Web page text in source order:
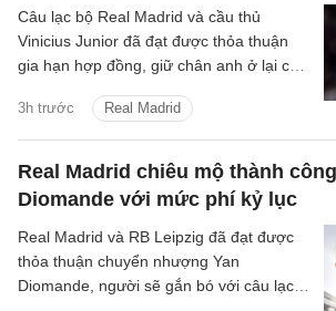
3h trước Real Madrid
Câu lạc bộ Real Madrid và cầu thủ
Vinicius Junior đã đạt được thỏa thuận
gia hạn hợp đồng, giữ chân anh ở lại câu
Real Madrid chiêu mộ thành
Diomande với mức phí kỷ lục
Real Madrid và RB Leipzig đã đạt được
thỏa thuận chuyển nhượng Yan
Diomande, người sẽ gắn bó với câu lạc